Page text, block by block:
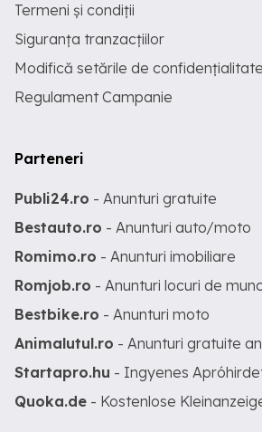
Termeni și condiții
Siguranța tranzacțiilor
Modifică setările de confidențialitate
Regulament Campanie
Parteneri
Publi24.ro - Anunturi gratuite
Bestauto.ro - Anunturi auto/moto
Romimo.ro - Anunturi imobiliare
Romjob.ro - Anunturi locuri de
Bestbike.ro - Anunturi moto
Animalutul.ro - Anunturi gratuite
Startapro.hu - Ingyenes
Quoka.de - Kostenlose